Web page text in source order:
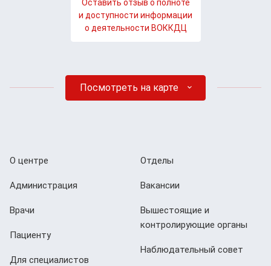
Оставить отзыв о полноте
и доступности информации
о деятельности ВОККДЦ
Посмотреть на карте
О центре
Администрация
Врачи
Пациенту
Для специалистов
Отделы
Вакансии
Вышестоящие и
контролирующие органы
Наблюдательный совет